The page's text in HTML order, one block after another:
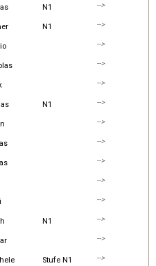
N1 -->
N1 -->
-->
-->
-->
N1 -->
-->
-->
-->
-->
-->
N1 -->
-->
Stufe N1 -->